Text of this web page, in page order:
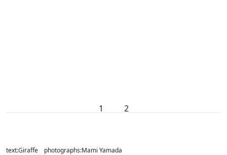
1 2
text:Giraffe photographs:Mami Yamada